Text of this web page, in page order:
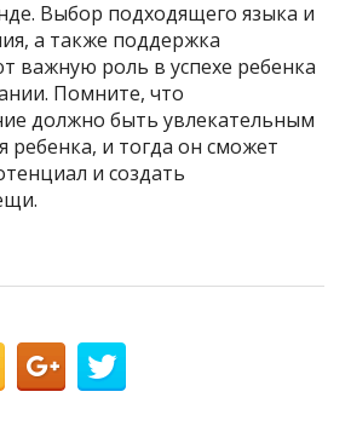
Выбор подходящего языка и
а также поддержка
важную роль в успехе ребенка
Помните, что
должно быть увлекательным
ребенка, и тогда он сможет
и создать